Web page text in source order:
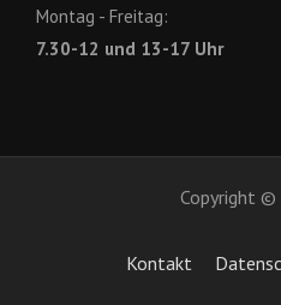
Montag - Freitag:
7.30-12 und 13-17 Uhr
Copyright ©
Kontakt